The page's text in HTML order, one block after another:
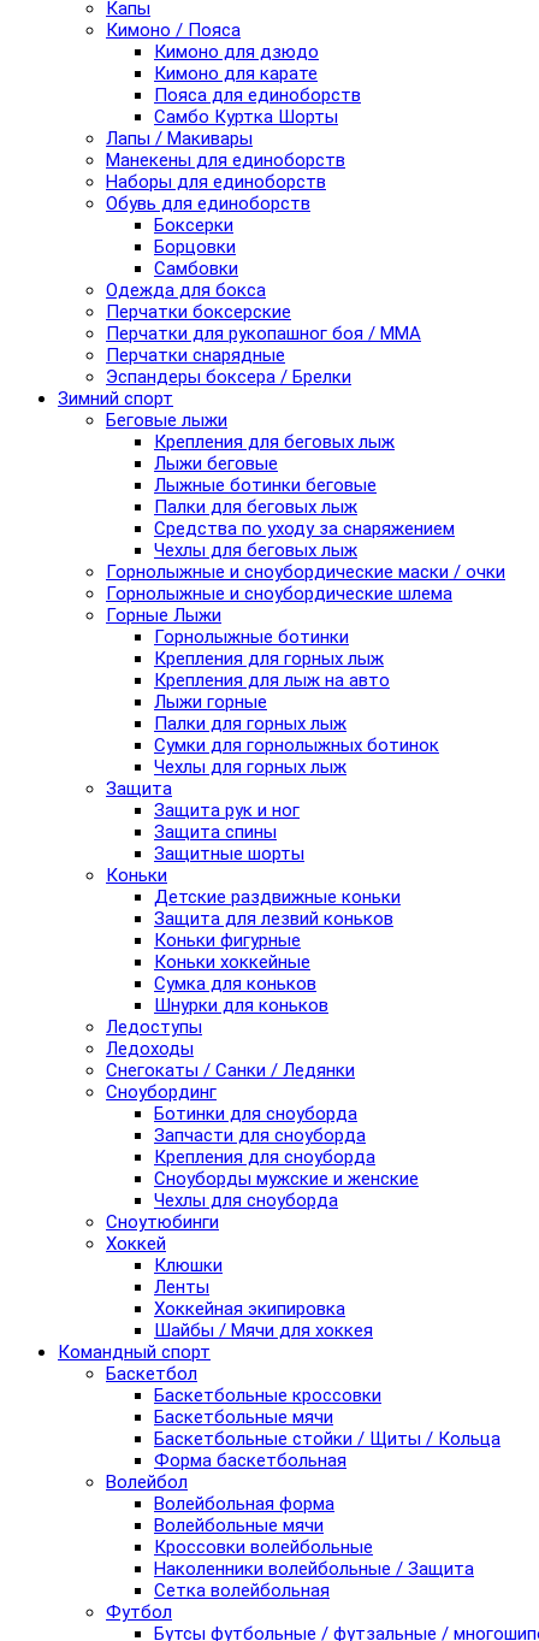
Капы
Кимоно / Пояса
Кимоно для дзюдо
Кимоно для карате
Пояса для единоборств
Самбо Куртка Шорты
Лапы / Макивары
Манекены для единоборств
Наборы для единоборств
Обувь для единоборств
Боксерки
Борцовки
Самбовки
Одежда для бокса
Перчатки боксерские
Перчатки для рукопашног боя / ММА
Перчатки снарядные
Эспандеры боксера / Брелки
Зимний спорт
Беговые лыжи
Крепления для беговых лыж
Лыжи беговые
Лыжные ботинки беговые
Палки для беговых лыж
Средства по уходу за снаряжением
Чехлы для беговых лыж
Горнолыжные и сноубордические маски / очки
Горнолыжные и сноубордические шлема
Горные Лыжи
Горнолыжные ботинки
Крепления для горных лыж
Крепления для лыж на авто
Лыжи горные
Палки для горных лыж
Сумки для горнолыжных ботинок
Чехлы для горных лыж
Защита
Защита рук и ног
Защита спины
Защитные шорты
Коньки
Детские раздвижные коньки
Защита для лезвий коньков
Коньки фигурные
Коньки хоккейные
Сумка для коньков
Шнурки для коньков
Ледоступы
Ледоходы
Снегокаты / Санки / Ледянки
Сноубординг
Ботинки для сноуборда
Запчасти для сноуборда
Крепления для сноуборда
Сноуборды мужские и женские
Чехлы для сноуборда
Сноутюбинги
Хоккей
Клюшки
Ленты
Хоккейная экипировка
Шайбы / Мячи для хоккея
Командный спорт
Баскетбол
Баскетбольные кроссовки
Баскетбольные мячи
Баскетбольные стойки / Щиты / Кольца
Форма баскетбольная
Волейбол
Волейбольная форма
Волейбольные мячи
Кроссовки волейбольные
Наколенники волейбольные / Защита
Сетка волейбольная
Футбол
Бутсы футбольные / футзальные /